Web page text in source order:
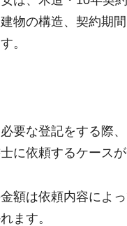
物の構造、契約期
。
要な登記をする際
に依頼するケースが
額は依頼内容によ
ます。